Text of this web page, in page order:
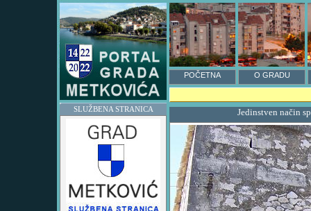
POČETNA O GRADU
SLUŽBENA STRANICA Jedinstven način